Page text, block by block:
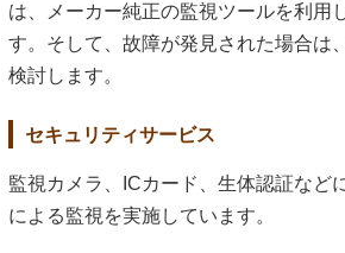
は、メーカー純正の監視ツールを利用
す。そして、故障が発見された場合は
検討します。
セキュリティサービス
監視カメラ、ICカード、生体認証など
による監視を実施しています。